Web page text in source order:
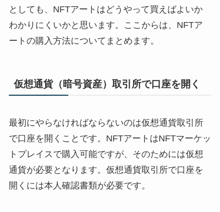
としても、NFTアートはどうやって買えばよいか
わかりにくいかと思います。ここからは、NFTア
ートの購入方法についてまとめます。
仮想通貨（暗号資産）取引所で口座を開く
最初にやらなければならないのは仮想通貨取引所
で口座を開くことです。NFTアートはNFTマーケッ
トプレイスで購入可能ですが、そのためには仮想
通貨が必要となります。仮想通貨取引所で口座を
開くには本人確認書類が必要です。